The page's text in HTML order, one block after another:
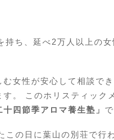
ち、延べ2万人以上の
女性が安心して相談で
。 このホリスティッ
十四節季アロマ養生塾」
の日に葉山の別荘で行